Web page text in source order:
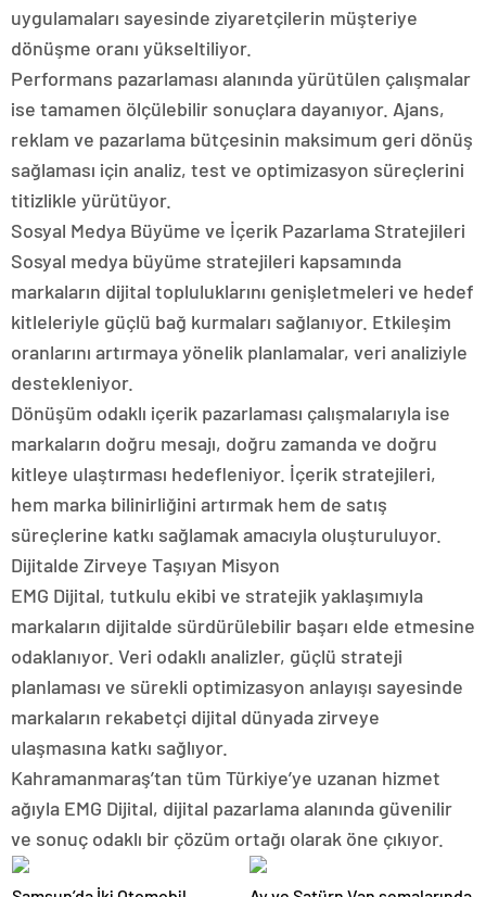
uygulamaları sayesinde ziyaretçilerin müşteriye
dönüşme oranı yükseltiliyor.
Performans pazarlaması alanında yürütülen çalışmalar
ise tamamen ölçülebilir sonuçlara dayanıyor. Ajans,
reklam ve pazarlama bütçesinin maksimum geri dönüş
sağlaması için analiz, test ve optimizasyon süreçlerini
titizlikle yürütüyor.
Sosyal Medya Büyüme ve İçerik Pazarlama Stratejileri
Sosyal medya büyüme stratejileri kapsamında
markaların dijital topluluklarını genişletmeleri ve hedef
kitleleriyle güçlü bağ kurmaları sağlanıyor. Etkileşim
oranlarını artırmaya yönelik planlamalar, veri analiziyle
destekleniyor.
Dönüşüm odaklı içerik pazarlaması çalışmalarıyla ise
markaların doğru mesajı, doğru zamanda ve doğru
kitleye ulaştırması hedefleniyor. İçerik stratejileri,
hem marka bilinirliğini artırmak hem de satış
süreçlerine katkı sağlamak amacıyla oluşturuluyor.
Dijitalde Zirveye Taşıyan Misyon
EMG Dijital, tutkulu ekibi ve stratejik yaklaşımıyla
markaların dijitalde sürdürülebilir başarı elde etmesine
odaklanıyor. Veri odaklı analizler, güçlü strateji
planlaması ve sürekli optimizasyon anlayışı sayesinde
markaların rekabetçi dijital dünyada zirveye
ulaşmasına katkı sağlıyor.
Kahramanmaraş’tan tüm Türkiye’ye uzanan hizmet
ağıyla EMG Dijital, dijital pazarlama alanında güvenilir
ve sonuç odaklı bir çözüm ortağı olarak öne çıkıyor.